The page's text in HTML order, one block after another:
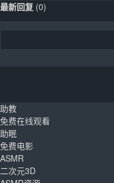
最新回复 (0)
助教
免费在线观看
助眠
免费电影
ASMR
二次元3D